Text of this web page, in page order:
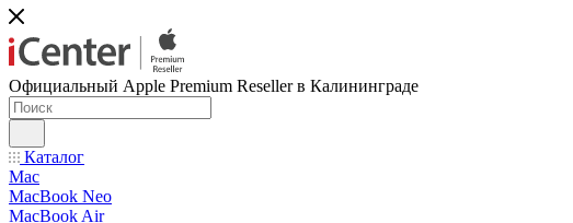
Официальный Apple Premium Reseller в Калининграде
Каталог
Mac
MacBook Neo
MacBook Air